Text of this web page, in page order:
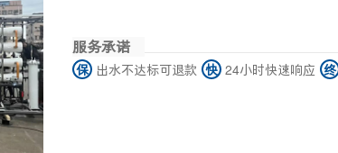
服务承诺
保 出水不达标可退款 快 24小时快速响应 终